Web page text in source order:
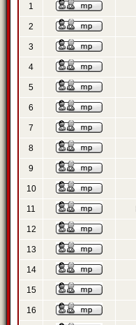
1
2
3
4
5
6
7
8
9
10
11
12
13
14
15
16